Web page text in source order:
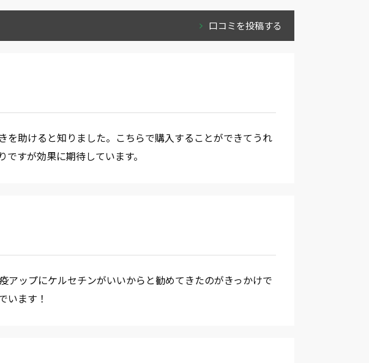
口コミを投稿する
を助けると知りました。こちらで購入することができてうれ
すが効果に期待しています。
アップにケルセチンがいいからと勧めてきたのがきっかけで
います！